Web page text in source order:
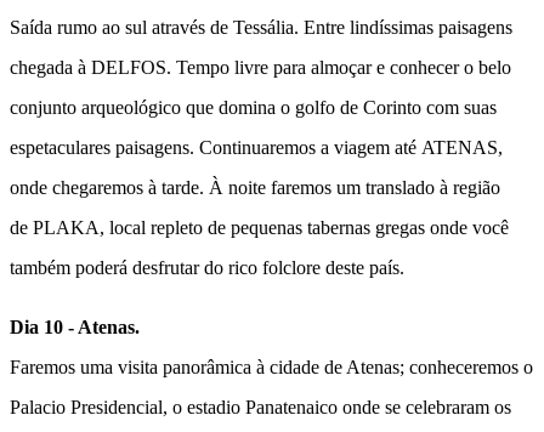
Saída rumo ao sul através de Tessália. Entre lindíssimas paisagens
chegada à DELFOS. Tempo livre para almoçar e conhecer o belo
conjunto arqueológico que domina o golfo de Corinto com suas
espetaculares paisagens. Continuaremos a viagem até ATENAS,
onde chegaremos à tarde. À noite faremos um translado à região
de PLAKA, local repleto de pequenas tabernas gregas onde você
também poderá desfrutar do rico folclore deste país.
Dia 10 - Atenas.
Faremos uma visita panorâmica à cidade de Atenas; conheceremos o
Palacio Presidencial, o estadio Panatenaico onde se celebraram os